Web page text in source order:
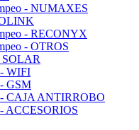
- NUMAXES
- RECONYX
- OTROS
SOLAR
- WIFI
- GSM
- CAJA ANTIRROBO
- ACCESORIOS